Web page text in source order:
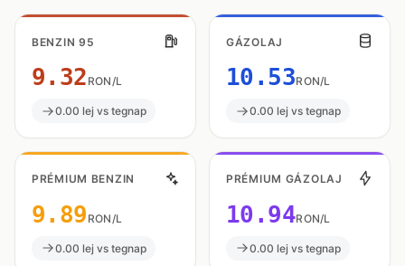
BENZIN 95
9.32 RON/L
0.00 lej vs tegnap
GÁZOLAJ
10.53RON/L
0.00 lej vs tegnap
PRÉMIUM BENZIN
9.89 RON/L
0.00 lej vs tegnap
PRÉMIUM GÁZOLAJ
10.94RON/L
0.00 lej vs tegnap